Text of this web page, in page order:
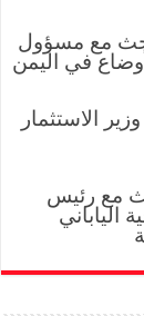
مع مسؤول
في اليمن
الاستثمار
مع رئيس
الياباني